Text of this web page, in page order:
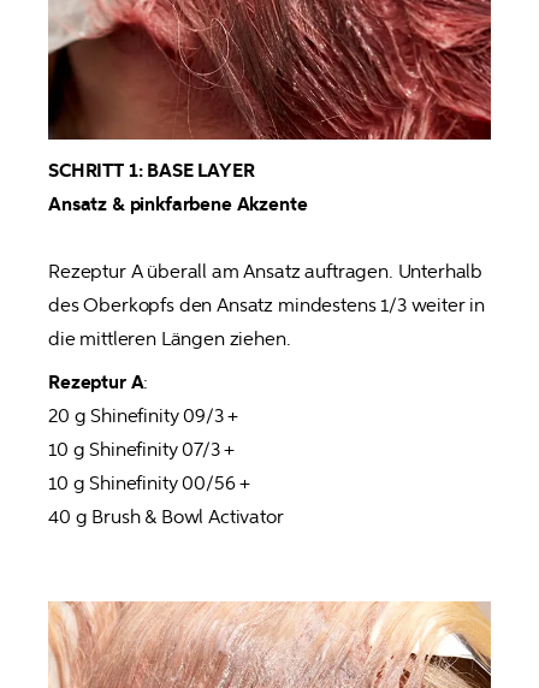
SCHRITT 1: BASE LAYER
Ansatz & pinkfarbene Akzente
Rezeptur A überall am Ansatz auftragen. Unterhalb
des Oberkopfs den Ansatz mindestens 1/3 weiter in
die mittleren Längen ziehen.
Rezeptur A:
20 g Shinefinity 09/3 +
10 g Shinefinity 07/3 +
10 g Shinefinity 00/56 +
40 g Brush & Bowl Activator